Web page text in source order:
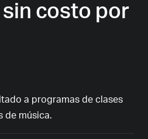
sin costo por
a programas de clases
de música.